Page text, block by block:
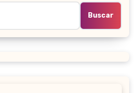
Buscar